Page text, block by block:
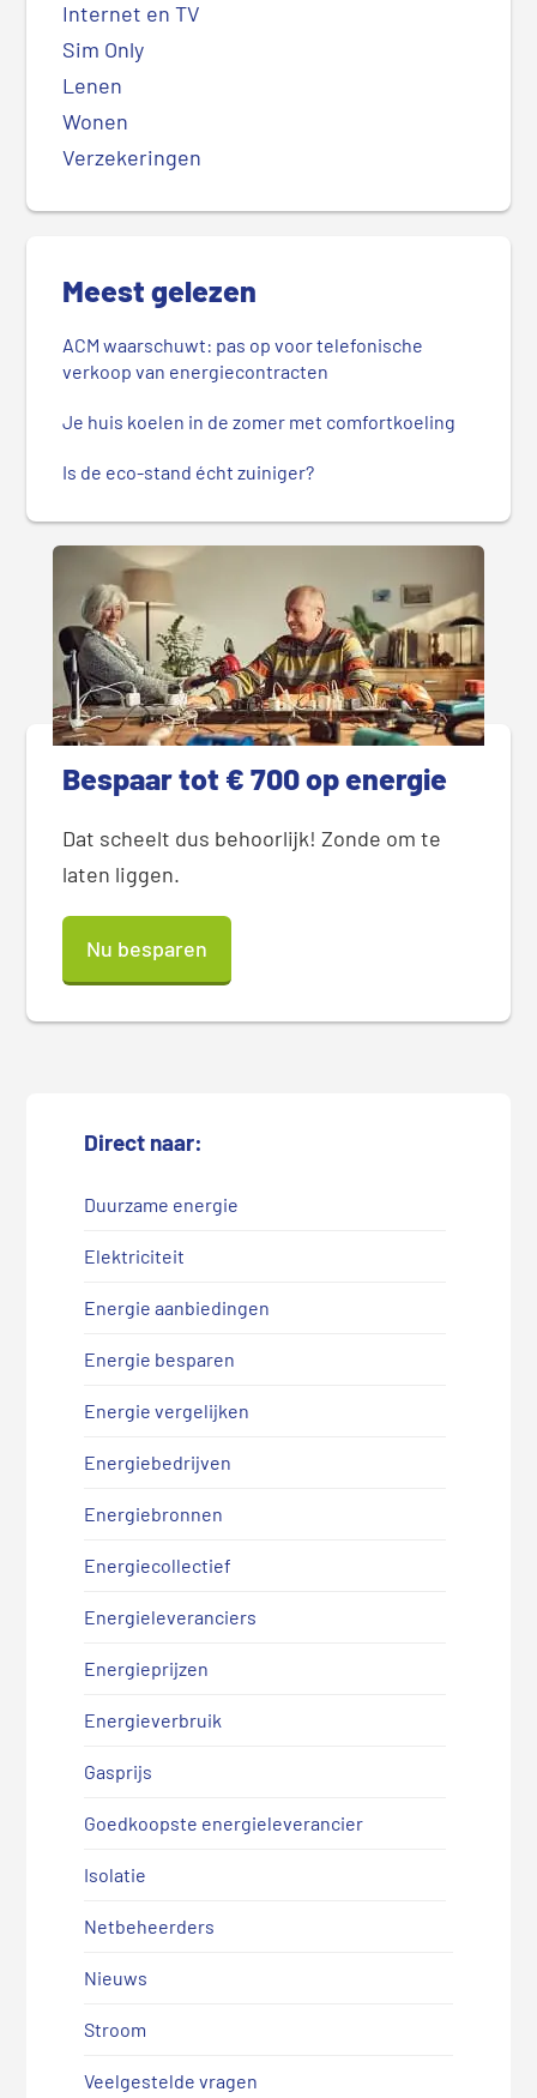
Internet en TV
Sim Only
Lenen
Wonen
Verzekeringen
Meest gelezen
ACM waarschuwt: pas op voor telefonische
verkoop van energiecontracten
Je huis koelen in de zomer met comfortkoeling
Is de eco-stand écht zuiniger?
Bespaar tot € 700 op energie
Dat scheelt dus behoorlijk! Zonde om te
laten liggen.
Nu besparen
Direct naar:
Duurzame energie
Elektriciteit
Energie aanbiedingen
Energie besparen
Energie vergelijken
Energiebedrijven
Energiebronnen
Energiecollectief
Energieleveranciers
Energieprijzen
Energieverbruik
Gasprijs
Goedkoopste energieleverancier
Isolatie
Netbeheerders
Nieuws
Stroom
Veelgestelde vragen